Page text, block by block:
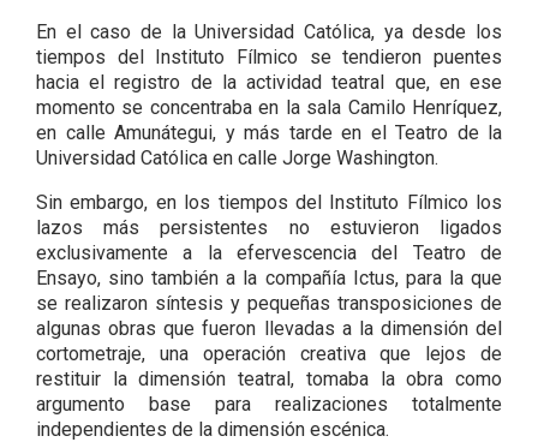
En el caso de la Universidad Católica, ya desde los
tiempos del Instituto Fílmico se tendieron puentes
hacia el registro de la actividad teatral que, en ese
momento se concentraba en la sala Camilo Henríquez,
en calle Amunátegui, y más tarde en el Teatro de la
Universidad Católica en calle Jorge Washington.
Sin embargo, en los tiempos del Instituto Fílmico los
lazos más persistentes no estuvieron ligados
exclusivamente a la efervescencia del Teatro de
Ensayo, sino también a la compañía Ictus, para la que
se realizaron síntesis y pequeñas transposiciones de
algunas obras que fueron llevadas a la dimensión del
cortometraje, una operación creativa que lejos de
restituir la dimensión teatral, tomaba la obra como
argumento base para realizaciones totalmente
independientes de la dimensión escénica.